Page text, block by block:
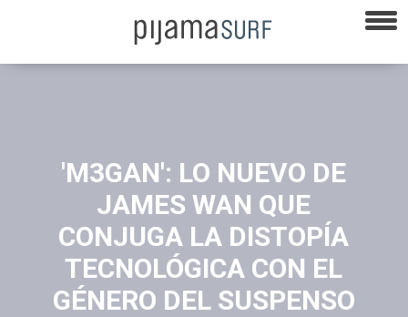
'M3GAN': LO NUEVO DE
JAMES WAN QUE
CONJUGA LA DISTOPÍA
TECNOLÓGICA CON EL
GÉNERO DEL SUSPENSO